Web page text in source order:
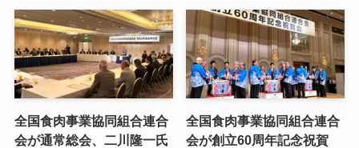
全国食肉事業協同組合連合
会が通常総会、二川隆一氏
全国食肉事業協同組合連合
会が創立60周年記念祝賀